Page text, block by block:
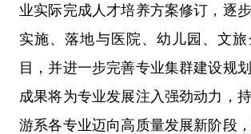
业实际完成人才培养方案修订，逐
实施、落地与医院、幼儿园、文
目，并进一步完善专业集群建设规
成果将为专业发展注入强劲动力，
游系各专业迈向高质量发展新阶段，